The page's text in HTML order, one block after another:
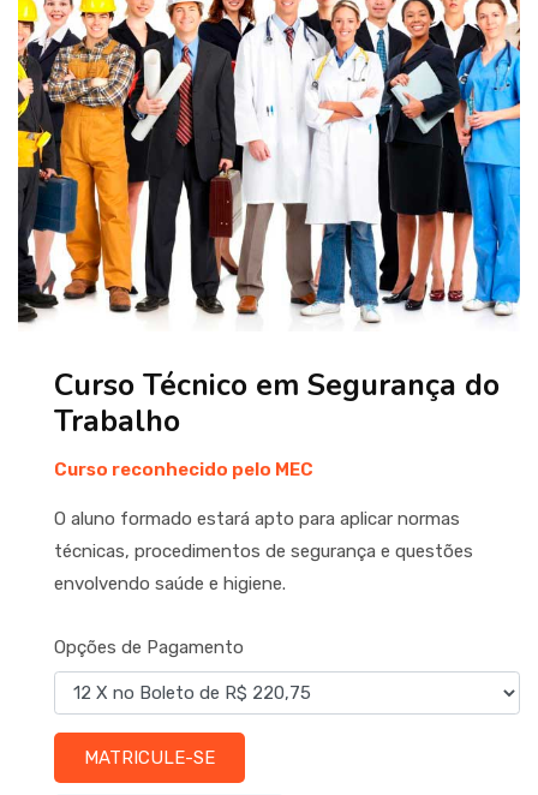
Curso Técnico em Segurança do
Trabalho
Curso reconhecido pelo MEC
O aluno formado estará apto para aplicar normas
técnicas, procedimentos de segurança e questões
envolvendo saúde e higiene.
Opções de Pagamento
MATRICULE-SE